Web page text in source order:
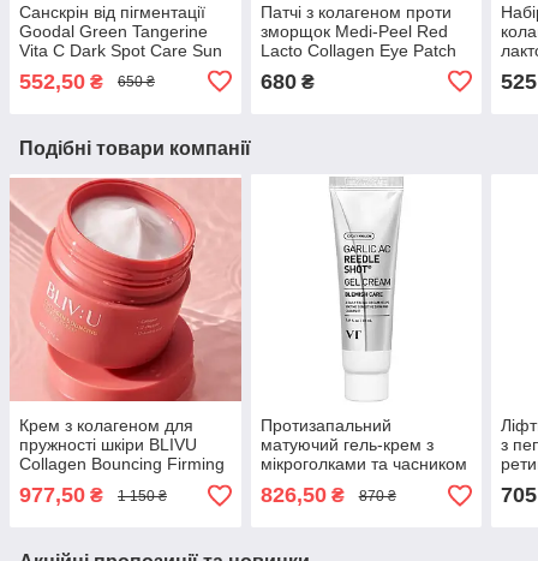
Санскрін від пігментації
Goodal Green Tangerine
Vita C Dark Spot Care Sun
Serum SPF50+ PA++++50
мл
552,50 ₴ 650 ₴
Патчі з колагеном проти
зморщок Medi-Peel Red
Lacto Collagen Eye Patch
680₴
Trial
525
Подібні товари компанії
Крем з колагеном для
пружності шкіри BLIVU
Collagen Bouncing Firming
Cream 80 мл
977,50 ₴ 1 150 ₴
Протизапальний
матуючий гель-крем з
мікроголками та часником
VT Cosmetics Garlic AC
Reedle Shot Gel Cream 50
826,50₴ 870 ₴
з
50
705